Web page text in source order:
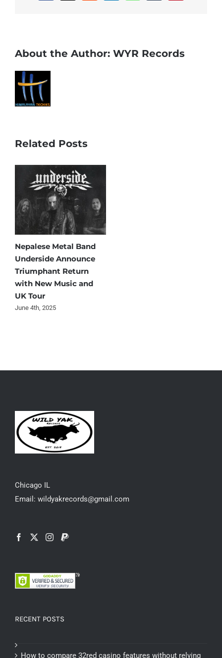
About the Author: WYR Records
Related Posts
Nepalese Metal Band
Underside Announce
Triumphant Return
with New Music and
UK Tour
June 4th, 2025
Chicago IL
Email: wildyakrecords@gmail.com
RECENT POSTS
How to compare 32red casino features without relying